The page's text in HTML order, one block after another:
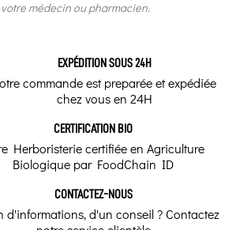
médecin ou pharmacien.
EXPÉDITION SOUS 24H
commande est preparée et expédiée
chez vous en 24H
CERTIFICATION BIO
Herboristerie certifiée en Agriculture
Biologique par FoodChain ID
CONTACTEZ-NOUS
d'informations, d'un conseil ? Contactez